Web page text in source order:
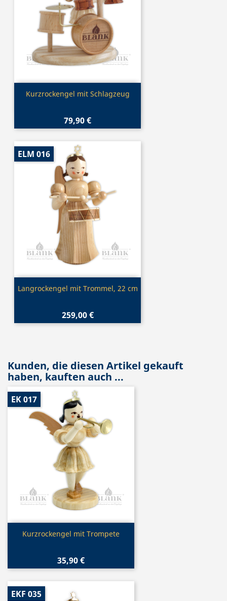
Vorschau
Kurzrockengel mit Schlagzeug
79,90 €
Vorschau
Langrockengel mit Trommel, 22 cm
259,00 €
ELM 016
Kunden, die diesen Artikel gekauft
haben, kauften auch ...
Vorschau
Kurzrockengel mit Trompete
35,90 €
EK 017
EKF 035